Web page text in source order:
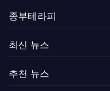
종부테라피
최신 뉴스
추천 뉴스